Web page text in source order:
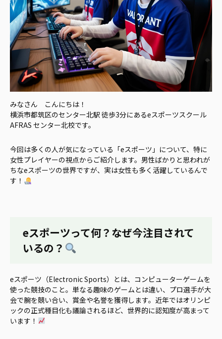
みなさん こんにちは！
横浜市都筑区のセンター北駅 徒歩3分にあるeスポーツスクール
AFRAS センター北校です。
今回は多くの人が気になっている「eスポーツ」について、特に
女性プレイヤーの視点からご紹介します。男性ばかりと思われが
ちなeスポーツの世界ですが、実は女性も多く活躍しているんで
す！
eスポーツって何？なぜ今注目されて
いるの？
eスポーツ（Electronic Sports）とは、コンピューターゲームを
使った競技のこと。単なる趣味のゲームとは違い、プロ選手が大
会で腕を競い合い、賞金や名誉を獲得します。近年ではオリンピ
ックの正式種目化も議論されるほど、世界的に認知度が高まって
います！